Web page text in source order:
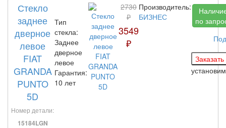
Стекло
заднее
дверное
левое
FIAT
GRANDA
PUNTO
5D
Номер детали:
15184LGN
Тип
стекла:
Заднее
дверное
левое
Гарантия:
10 лет
2730
₽
3549
₽
Производитель:
БИЗНЕС
по